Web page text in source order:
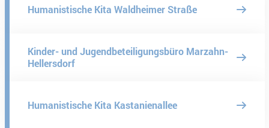
Humanistische Kita Waldheimer Straße
Kinder- und Jugendbeteiligungsbüro Marzahn-
Hellersdorf
Humanistische Kita Kastanienallee